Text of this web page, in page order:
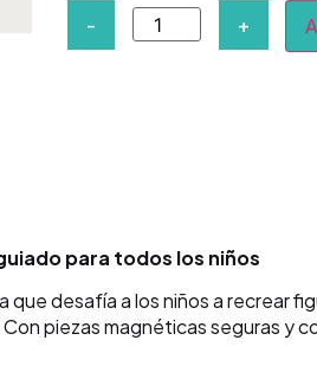
- +
para todos los niños
desafía a los niños a recrear
piezas magnéticas seguras y